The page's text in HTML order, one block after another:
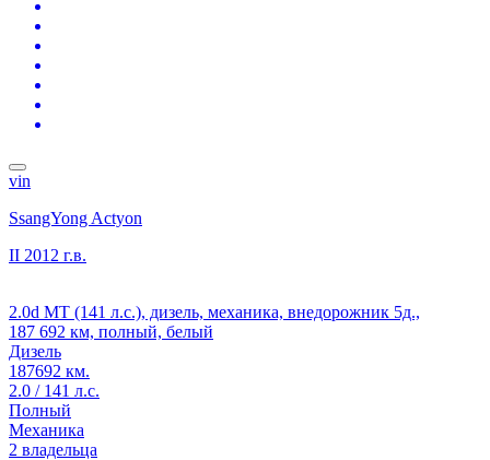
vin
SsangYong Actyon
II 2012 г.в.
2.0d MT (141 л.с.), дизель, механика, внедорожник 5д.,
187 692 км, полный, белый
Дизель
187692 км.
2.0 / 141 л.с.
Полный
Механика
2 владельца